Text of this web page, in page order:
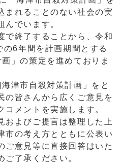
まれることのない社会の実
んでいます。
終了することから、令和
6年間を計画期間とする
」の策定を進めておりま
津市自殺対策計画」をと
の皆さんから広くご意見を
コメントを実施します。
よびご提言は整理した上
市の考え方とともに公表い
ご意見等に直接回答はいた
ご了承ください。